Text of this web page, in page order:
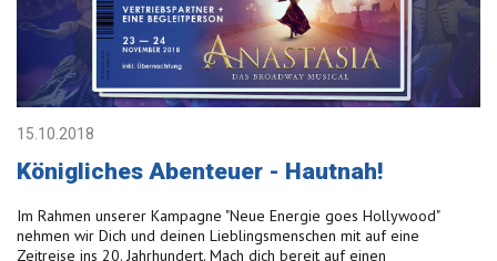
15.10.2018
Königliches Abenteuer - Hautnah!
Im Rahmen unserer Kampagne "Neue Energie goes Hollywood"
nehmen wir Dich und deinen Lieblingsmenschen mit auf eine
Zeitreise ins 20. Jahrhundert. Mach dich bereit auf einen